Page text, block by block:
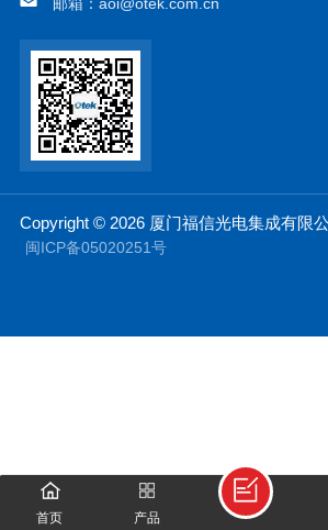
Copyright © 2026 厦门福信光电集成有限
闽ICP备05020251号
首页 产品